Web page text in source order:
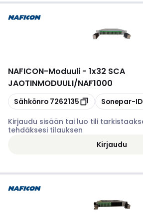
NAFICON-Moduuli - 1x32 SCA
JAOTINMODUULI/NAF1000
Kopioi
Sähkönro 7262135 Kopioi
Sonepar-ID
Kirjaudu sisään tai luo tili
tehdäksesi tilauksen
Kirjaudu